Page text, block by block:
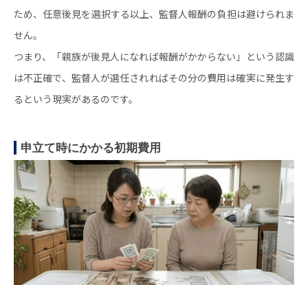
ため、任意後見を選択する以上、監督人報酬の負担は避けられま
せん。
つまり、「親族が後見人になれば報酬がかからない」という認識
は不正確で、監督人が選任されればその分の費用は確実に発生す
るという現実があるのです。
申立て時にかかる初期費用